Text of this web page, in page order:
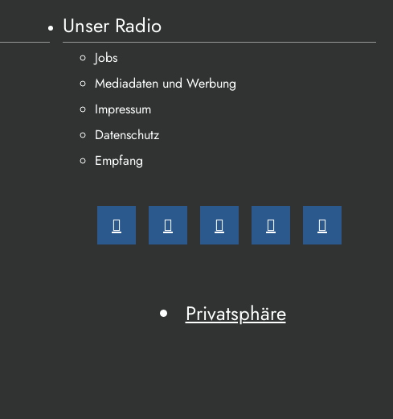
Unser Radio
Jobs
Mediadaten und Werbung
Impressum
Datenschutz
Empfang
Privatsphäre